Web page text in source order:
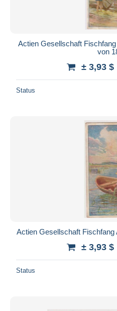
Actien Gesellschaft
von
± 3,93 $
Status
Actien Gesellschaft Fischfang
± 3,93 $
Status